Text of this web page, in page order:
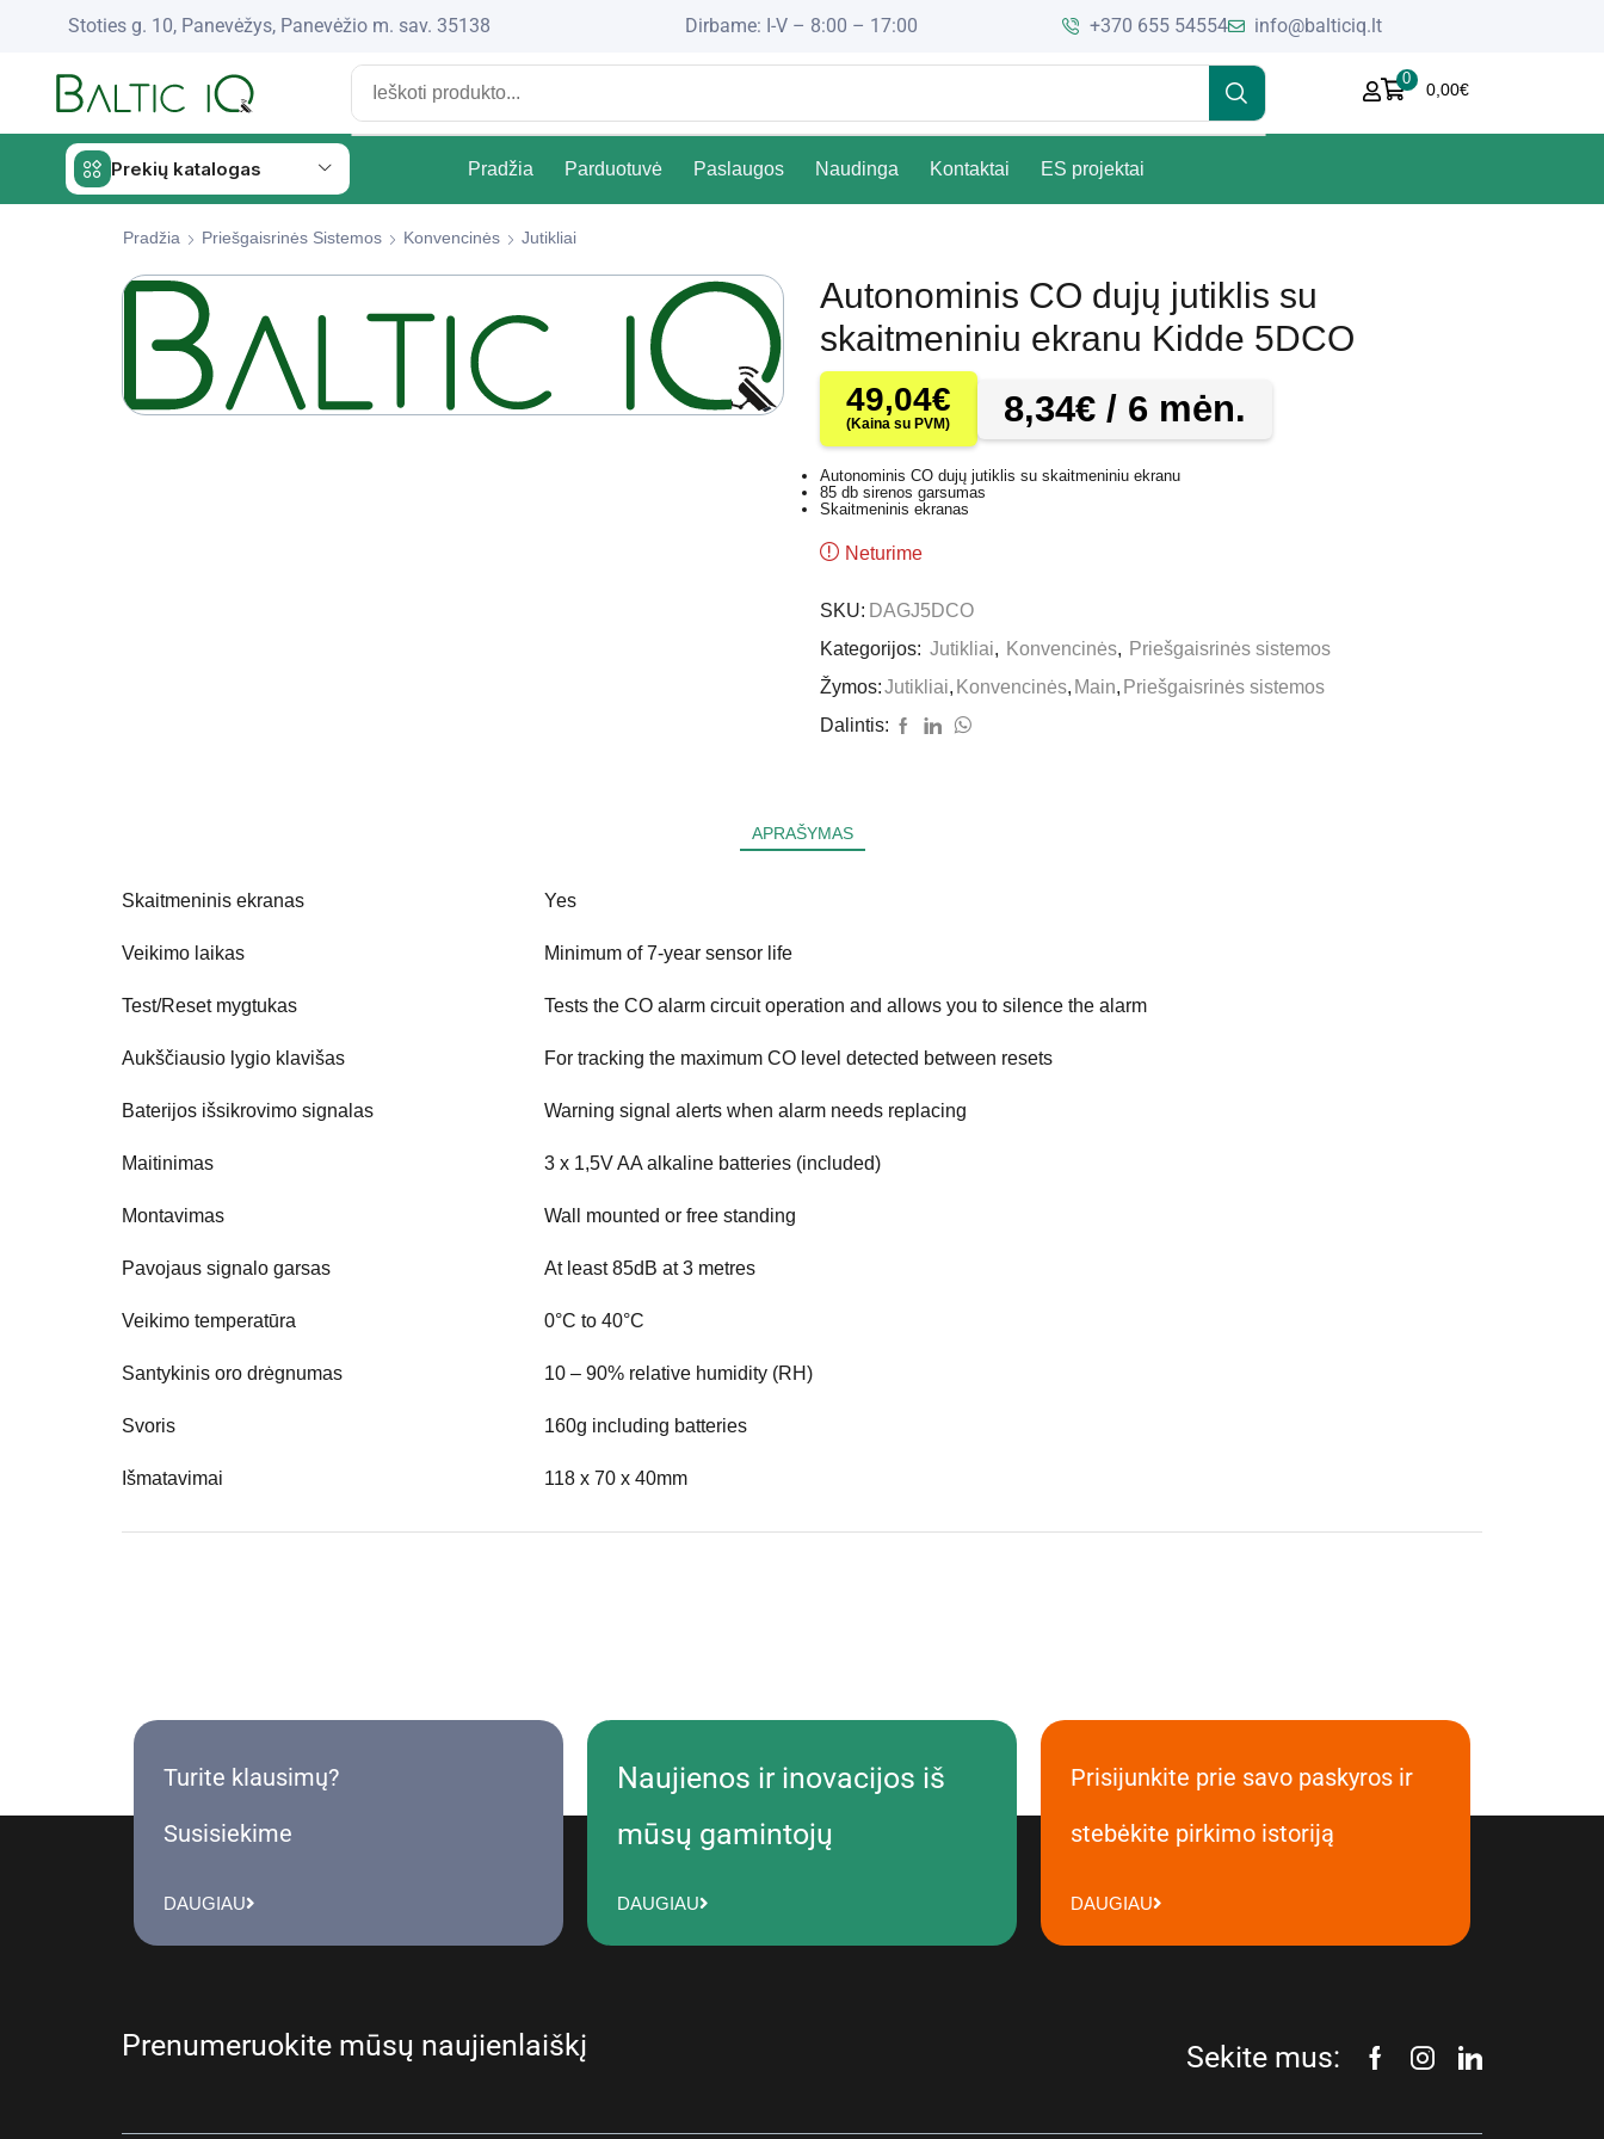
Stoties g. 10, Panevėžys, Panevėžio m. sav. 35138 Dirbame: I-V – 8:00 – 17:00 +370 655 54554 info@balticiq.lt
0
0,00€
Prekių katalogas Pradžia Parduotuvė Paslaugos Naudinga Kontaktai ES projektai
Pradžia Priešgaisrinės Sistemos Konvencinės Jutikliai
Autonominis CO dujų jutiklis su
skaitmeniniu ekranu Kidde 5DCO
49,04€
(Kaina su PVM) 8,34€ / 6 mėn.
Autonominis CO dujų jutiklis su skaitmeniniu ekranu
85 db sirenos garsumas
Skaitmeninis ekranas
Neturime
SKU: DAGJ5DCO
Kategorijos: Jutikliai, Konvencinės, Priešgaisrinės sistemos
Žymos:Jutikliai, Konvencinės, Main, Priešgaisrinės sistemos
Dalintis:
APRAŠYMAS
Skaitmeninis ekranas Yes
Veikimo laikas Minimum of 7-year sensor life
Test/Reset mygtukas Tests the CO alarm circuit operation and allows you to silence the alarm
Aukščiausio lygio klavišas For tracking the maximum CO level detected between resets
Baterijos išsikrovimo signalas Warning signal alerts when alarm needs replacing
Maitinimas 3 x 1,5V AA alkaline batteries (included)
Montavimas Wall mounted or free standing
Pavojaus signalo garsas At least 85dB at 3 metres
Veikimo temperatūra 0°C to 40°C
Santykinis oro drėgnumas 10 – 90% relative humidity (RH)
Svoris 160g including batteries
Išmatavimai 118 x 70 x 40mm
Turite klausimų?
Susisiekime
DAUGIAU
Naujienos ir inovacijos iš
mūsų gamintojų
DAUGIAU
Prisijunkite prie savo paskyros ir
stebėkite pirkimo istoriją
DAUGIAU
Prenumeruokite mūsų naujienlaiškį Sekite mus: